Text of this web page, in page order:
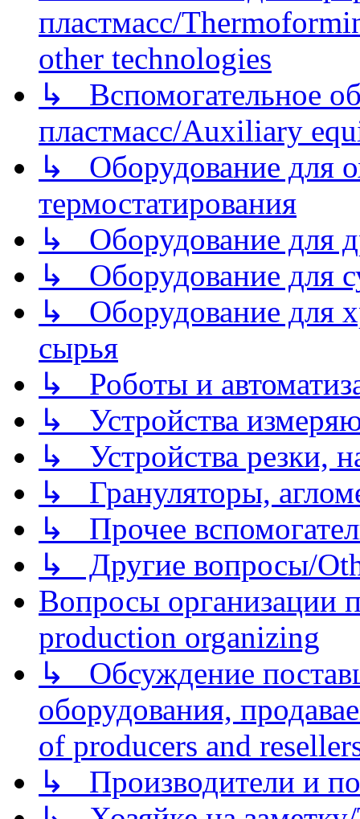
пластмасс/
other technologies
↳ Вспомогательное
пластмасс/Auxiliary
↳ Оборудование для
термостатирования
↳ Оборудование для
↳ Оборудование для
↳ Оборудование для
сырья
↳ Роботы и
↳ Устройства
↳ Устройства резки,
↳ Грануляторы,
↳ Прочее
↳ Другие вопросы/
Вопросы организации
production organizing
↳ Обсуждение
оборудования,
of producers and
↳ Производители и